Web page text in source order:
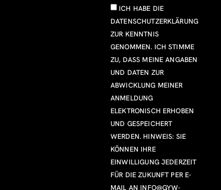
ICH HABE DIE
DATENSCHUTZERKLÄRUNG
ZUR KENNTNIS
GENOMMEN. ICH STIMME
ZU, DASS MEINE ANGABEN
UND DATEN ZUR
ABWICKLUNG MEINER
ANMELDUNG
ELEKTRONISCH ERHOBEN
UND GESPEICHERT
WERDEN. HINWEIS: SIE
KÖNNEN IHRE
EINWILLIGUNG JEDERZEIT
FÜR DIE ZUKUNFT PER E-
MAIL AN INFO@GYW-